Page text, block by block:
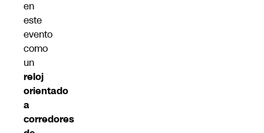
en
este
evento
como
un
reloj
orientado
a
corredores